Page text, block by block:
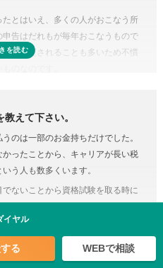
得の確定と納税の手続きを相続人が
対象となるのは1月1日から亡くな
告前であれば合わせて手続きをお
用ください。
とはいえ、多くの人がおこなう所
告はだれもが毎年おこなうもので
が変更されることも多いため不慣
可能性があります。
らない、または分からなければ、
とすら気づかないこともありえる
だったとしても間違って申告して
おそれもあります。仮に税務調査
てもらうことも可能です。
ある？
なる財産の合計額）が相続税の基
）であれば、税理士に依頼する必
えて下さい。
のは一部のお金持ちだけでした。
ったことから、キャリアが長い税
う人も数多くいます。
ないことから資格試験を取る時に
となります。
るのであれば、相続を専門に扱う
探しましょう。
リ解決！
イヤル
る WEBで相談